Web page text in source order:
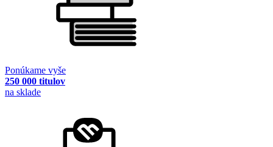
Ponúkame vyše
250 000 titulov
na sklade